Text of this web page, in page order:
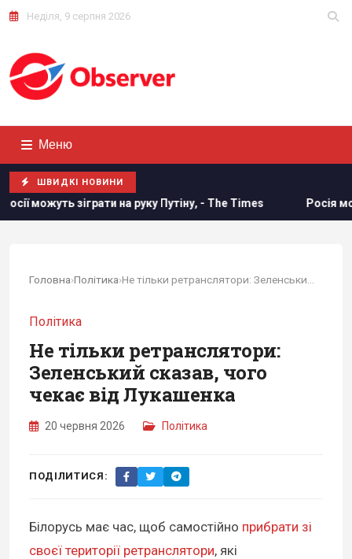
Неділя, 9 серпня 2026
Меню
ШВИДКІ НОВИНИ
на руку Путіну, - The Times Росія може застосувати
Головна›Політика›
Політика
Не тільки ретранслятори:
Зеленський сказав, чого
чекає від Лукашенка
20 червня 2026 Політика
ПОДІЛИТИСЯ:
Білорусь має час, щоб самостійно прибрати зі
своєї території ретранслятори, які